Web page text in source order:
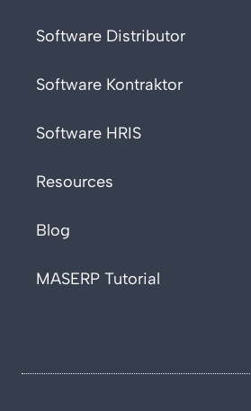
Software Distributor
Software Kontraktor
Software HRIS
Resources
Blog
MASERP Tutorial